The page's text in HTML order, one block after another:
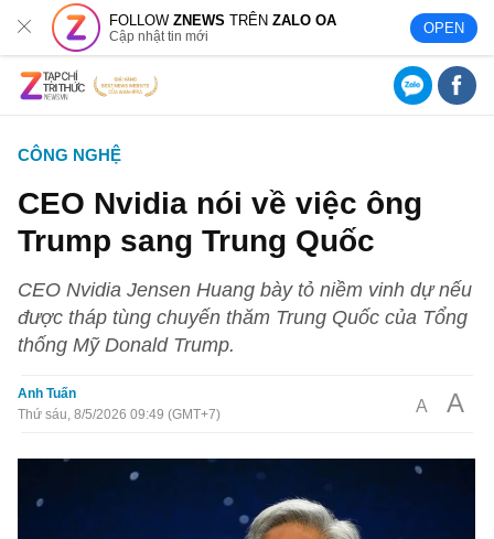
FOLLOWZNEWS TRÊNZALO OA
Cập nhật tin mới OPEN
CÔNG NGHỆ
CEO Nvidia nói về việc ông
Trump sang Trung Quốc
CEO Nvidia Jensen Huang bày tỏ niềm vinh dự nếu
được tháp tùng chuyến thăm Trung Quốc của Tổng
thống Mỹ Donald Trump.
Anh Tuấn
Thứ sáu, 8/5/2026 09:49 (GMT+7)
A A